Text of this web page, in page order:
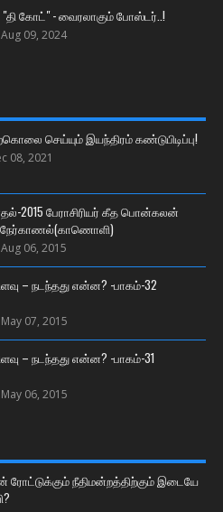
"தி கோட்" - வைரலாகும் போஸ்டர்..!
Aug 09, 2024
செய்யும் இயந்திரம் கண்டுபிடிப்பு!
08, 2021
2015 பேராசிரியர் கீத பொன்கலன்
Aug 06, 2015
– நடந்தது என்ன? -பாகம்-32
May 07, 2015
– நடந்தது என்ன? -பாகம்-31
May 06, 2015
ரோட்டுக்கும் நீதிமன்றத்திற்கும் இடையே